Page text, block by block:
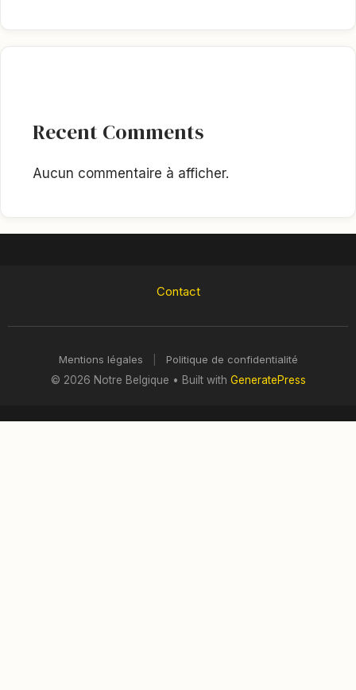
Recent Comments
Aucun commentaire à afficher.
Contact
Mentions légales
Politique de confidentialité
© 2026 Notre Belgique • Built with GeneratePress